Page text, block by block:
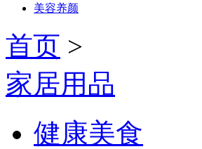
美容养颜
首页 >
家居用品
健康美食